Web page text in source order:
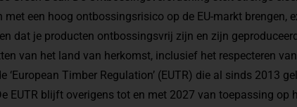
een hoog ontbossingsrisico op de EU-markt brengen,
dat je producten ontbossingsvrij zijn en zijn
van het land van herkomst, inclusief het respecteren
‘European Timber Regulation’ (EUTR) die al sinds 2013
EUTR blijft overigens tot en met 2027 van toepassing op